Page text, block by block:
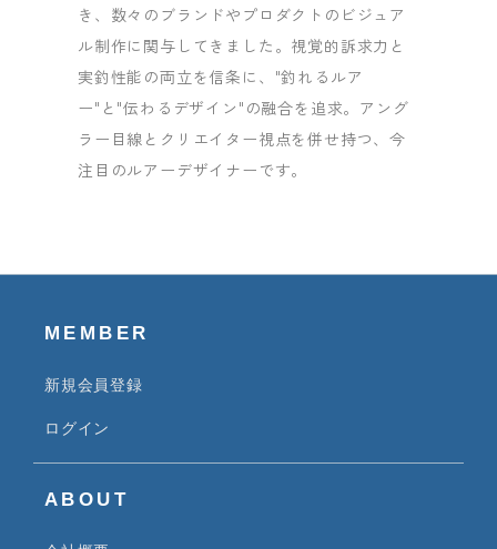
き、数々のブランドやプロダクトのビジュア
ル制作に関与してきました。視覚的訴求力と
実釣性能の両立を信条に、"釣れるルア
ー"と"伝わるデザイン"の融合を追求。アング
ラー目線とクリエイター視点を併せ持つ、今
注目のルアーデザイナーです。
MEMBER
新規会員登録
ログイン
ABOUT